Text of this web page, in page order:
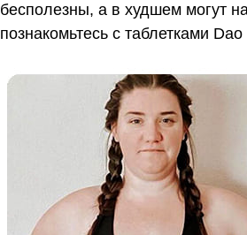
бесполезны, а в худшем могут
познакомьтесь с таблетками